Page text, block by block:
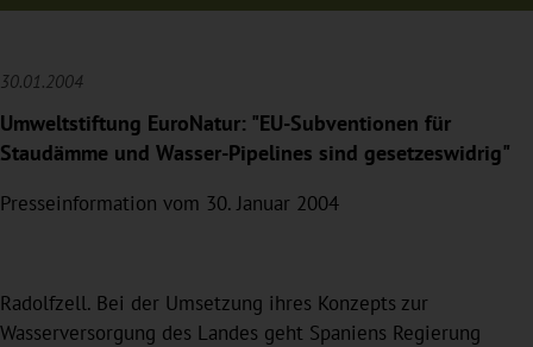
30.01.2004
Umweltstiftung EuroNatur: "EU-Subventionen für
Staudämme und Wasser-Pipelines sind gesetzeswidrig"
Presseinformation vom 30. Januar 2004
Radolfzell. Bei der Umsetzung ihres Konzepts zur
Wasserversorgung des Landes geht Spaniens Regierung